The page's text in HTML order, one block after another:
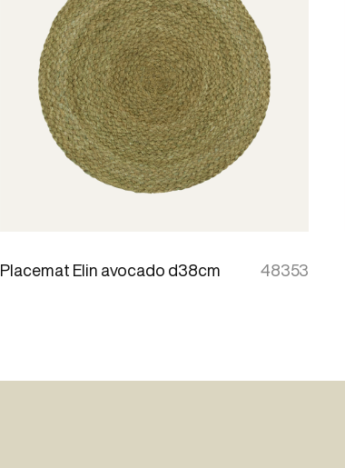
Placemat Elin avocado d38cm 48353